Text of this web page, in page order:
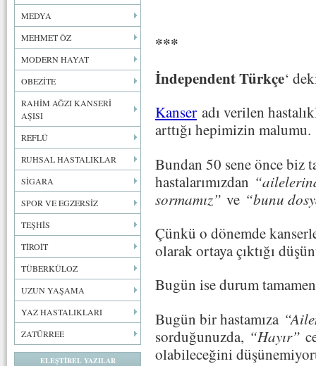
MEDYA
MEHMET ÖZ
MODERN HAYAT
OBEZİTE
RAHİM AĞZI KANSERİ
AŞISI
REFLÜ
RUHSAL HASTALIKLAR
SİGARA
SPOR VE EGZERSİZ
TEŞHİS
TİROİT
TÜBERKÜLOZ
UZUN YAŞAMA
YAZ HASTALIKLARI
ZATÜRREE
ELEŞTİREL YAZILAR
***
İndependent Türkçe‘
Kanser adı verilen
arttığı hepimizin malumu.
Bundan 50 sene önce biz
hastalarımızdan
sormamız” ve “bunu
Çünkü o dönemde
olarak ortaya çıktığı
Bugün ise durum
Bugün bir hastamıza
sorduğunuzda, “Hayır”
olabileceğini